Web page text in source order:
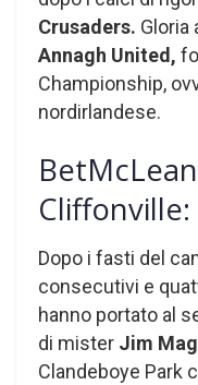
Crusaders. Gloria
Annagh United,
Championship,
nordirlandese.
Dopo i fasti del
consecutivi e
hanno portato al
di mister Jim
Clandeboye Park